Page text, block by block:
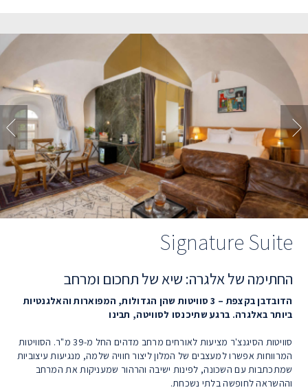
Signature Suite
החתימה של אלגרה: שיא של תחכום ומרחב
הדובדבן בקצפת – 3 סוויטות שהן הגדולות, המפוארות והאלגנטיות
ביותר באלגרה. ברגע שתיכנסו לסוויטה, תבינו
סוויטות הסיגנצ'ר מציעות לאורחים מרחב מדהים החל מ-39 מ"ר. הסוויטות
המרווחות אפשרו למעצבים של המלון ליצור חוויה שלמה, מנגיעות עיצוביות
שמתכתבות עם השכונה, לפינות ישיבה והרהור שמעניקות את המרחב
וההשראה לחופשה בלתי נשכחת.